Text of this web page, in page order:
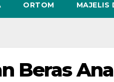
ORTOM MAJELIS
Beras